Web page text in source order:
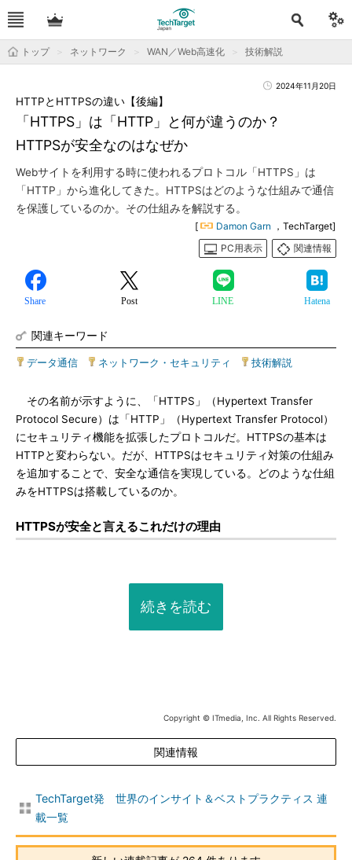
トップ ネットワーク WAN／Web高速化 技術解説
2024年11月20日
「HTTPS」は「HTTP」と何が違うのか？
HTTPSが安全なのはなぜか
HTTPとHTTPSの違い【後編】
Webサイトを利用する時に使われるプロトコル「HTTPS」は
「HTTP」から進化してきた。HTTPSはどのような仕組みで通信
を保護しているのか。その仕組みを解説する。
[ Damon Garn ，TechTarget]
PC用表示
関連情報
Share Post LINE Hatena
関連キーワード
データ通信 ネットワーク・セキュリティ 技術解説
その名前が示すように、「HTTPS」（Hypertext Transfer
Protocol Secure）は「HTTP」（Hypertext Transfer Protocol）
にセキュリティ機能を拡張したプロトコルだ。HTTPSの基本は
HTTPと変わらない。だが、HTTPSはセキュリティ対策の仕組み
を追加することで、安全な通信を実現している。どのような仕組
みをHTTPSは搭載しているのか。
HTTPSが安全と言えるこれだけの理由
続きを読む
Copyright © ITmedia, Inc. All Rights Reserved.
関連情報
TechTarget発 世界のインサイト＆ベストプラクティス 連
載一覧